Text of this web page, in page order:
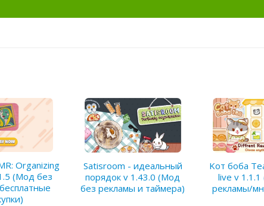
Organizing
(Мод без
Satisroom - идеальный
порядок v 1.43.0 (Мод
без рекламы и таймера)
Kот боба
live v
рекламы/